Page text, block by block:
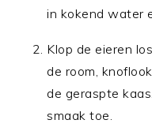
in kokend water
Klop de eieren
de room,
de geraspte
smaak toe.